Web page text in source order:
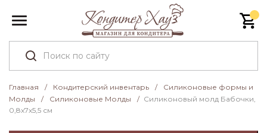
Главная / Кондитерский инвентарь /
Силиконовые формы и
Молды
/ Силиконовые Молды / Силиконовый молд Бабочки,
0,8х7х5,5 см